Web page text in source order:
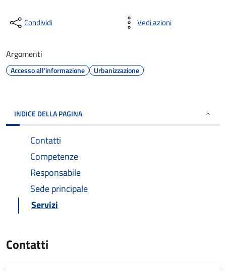
Condividi Vedi azioni
Argomenti
Accesso all'informazione Urbanizzazione
INDICE DELLA PAGINA
Contatti
Competenze
Responsabile
Sede principale
Servizi
Contatti